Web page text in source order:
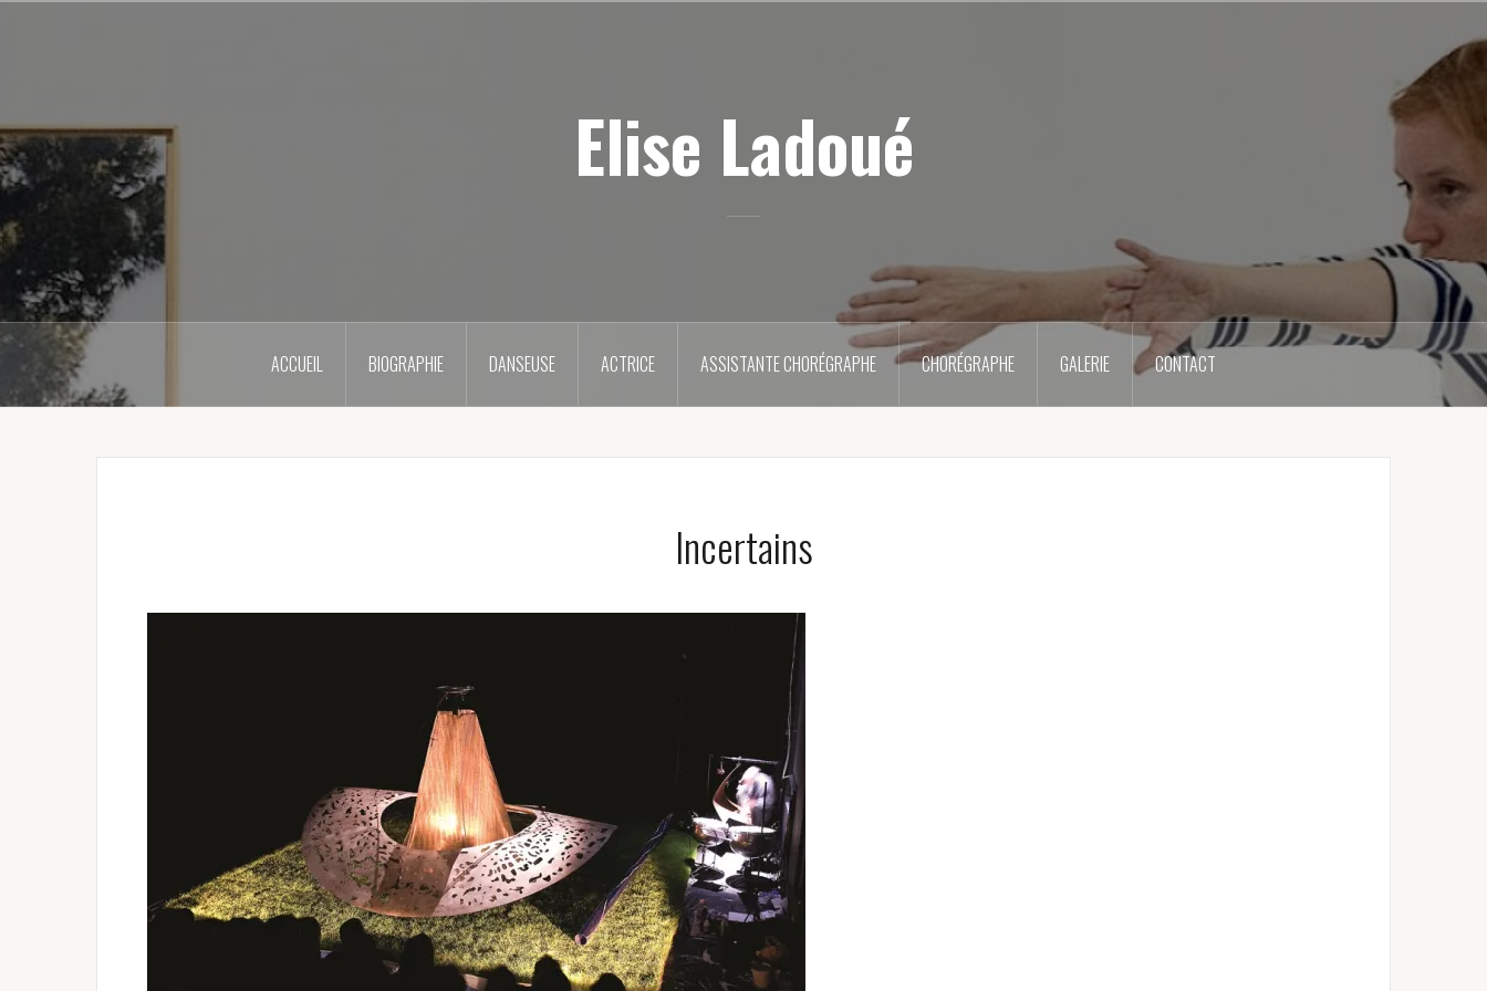
Elise Ladoué
ACCUEIL BIOGRAPHIE DANSEUSE ACTRICE ASSISTANTE CHORÉGRAPHE CHORÉGRAPHE GALERIE CONTACT
Incertains